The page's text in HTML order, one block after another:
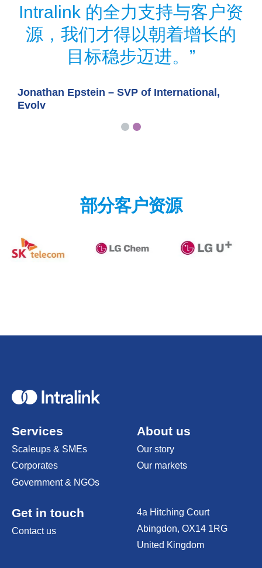
Intralink 的全力支持与客户资
源，我们才得以朝着增长的
目标稳步迈进。
Jonathan Epstein – SVP of International,
Evolv
部分客户资源
Home
Services
Scaleups & SMEs
Corporates
Government & NGOs
About us
Our story
Our markets
Get in touch
Contact us
4a Hitching Court
Abingdon, OX14 1RG
United Kingdom